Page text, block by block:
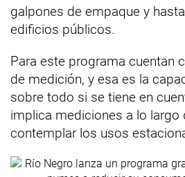
galpones de empaque y
edificios públicos.
Para este programa cuentan
de medición, y esa es la
sobre todo si se tiene en
implica mediciones a lo largo
contemplar los usos